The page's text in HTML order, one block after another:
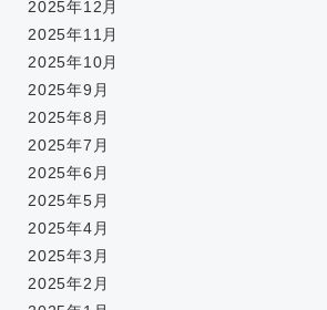
2025年12月
2025年11月
2025年10月
2025年9月
2025年8月
2025年7月
2025年6月
2025年5月
2025年4月
2025年3月
2025年2月